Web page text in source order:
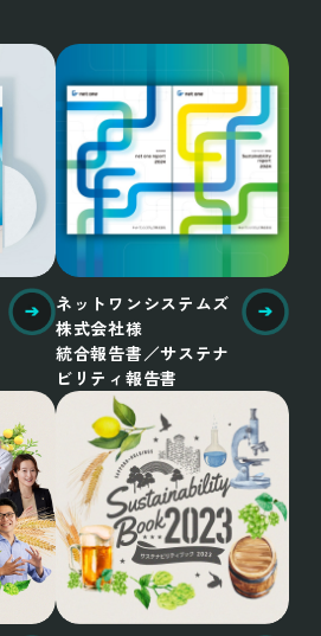
ネットワンシステムズ
株式会社様
統合報告書／サステナ
ビリティ報告書